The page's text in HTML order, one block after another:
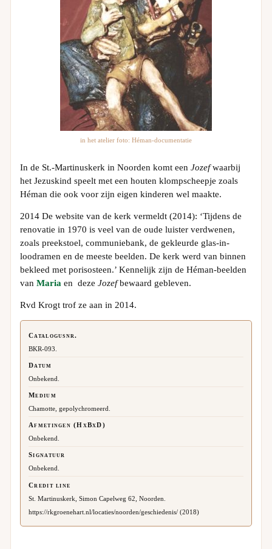
in het atelier foto: Héman-documentatie
In de St.-Martinuskerk in Noorden komt eenJozefwaarbij
het Jezuskind speelt met een houten klompscheepje zoals
Héman die ook voor zijn eigen kinderen wel maakte.
2014 De website van de kerk vermeldt (2014): ‘Tijdens de
renovatie in 1970 is veel van de oude luister verdwenen,
zoals preekstoel, communiebank, de gekleurde glas-in-
loodramen en de meeste beelden. De kerk werd van binnen
bekleed met porisosteen.’ Kennelijk zijn de Héman-beelden
vanMaria en dezeJozefbewaard gebleven.
Rvd Krogt trof ze aan in 2014.
Catalogusnr.
BKR-093.
Datum
Onbekend.
Medium
Chamotte, gepolychromeerd.
Afmetingen (HxBxD)
Onbekend.
Signatuur
Onbekend.
Credit line
St. Martinuskerk, Simon Capelweg 62, Noorden.
https://rkgroenehart.nl/locaties/noorden/geschiedenis/ (2018)